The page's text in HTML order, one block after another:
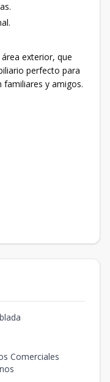
exterior, que
perfecto para
y amigos.
Comerciales